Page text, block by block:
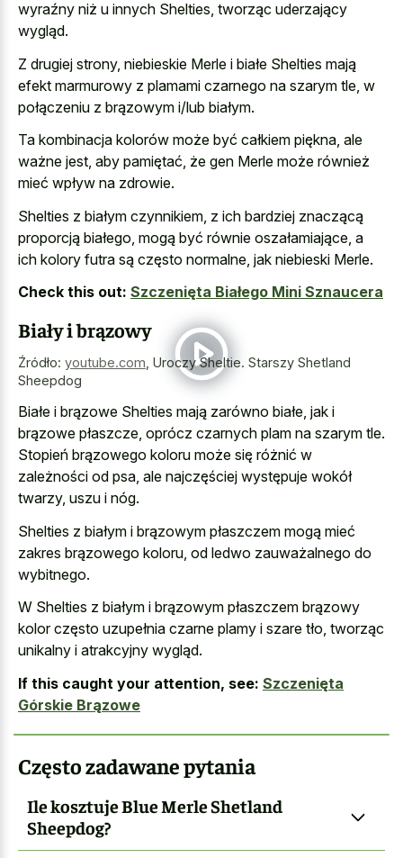
wyraźny niż u innych Shelties, tworząc uderzający
wygląd.
Z drugiej strony, niebieskie Merle i białe Shelties mają
efekt marmurowy z plamami czarnego na szarym tle , w
połączeniu z brązowym i/lub białym.
Ta kombinacja kolorów może być całkiem piękna, ale
ważne jest, aby pamiętać, że gen Merle może również
mieć wpływ na zdrowie.
Shelties z białym czynnikiem, z ich bardziej znaczącą
proporcją białego, mogą być równie oszałamiające, a
ich kolory futra są często normalne, jak niebieski Merle.
Check this out: Szczenięta Białego Mini Sznaucera
Biały i brązowy
Źródło: youtube.com Uroczy Sheltie. Starszy Shetland
Sheepdog
Białe i brązowe Shelties mają zarówno białe, jak i
brązowe płaszcze, oprócz czarnych plam na szarym tle.
Stopień brązowego koloru może się różnić w
zależności od psa, ale najczęściej występuje wokół
twarzy, uszu i nóg.
Shelties z białym i brązowym płaszczem mogą mieć
zakres brązowego koloru, od ledwo zauważalnego do
wybitnego.
W Shelties z białym i brązowym płaszczem brązowy
kolor często uzupełnia czarne plamy i szare tło, tworząc
unikalny i atrakcyjny wygląd.
If this caught your attention, see: Szczenięta
Górskie Brązowe
Często zadawane pytania
Ile kosztuje Blue Merle Shetland
Sheepdog?